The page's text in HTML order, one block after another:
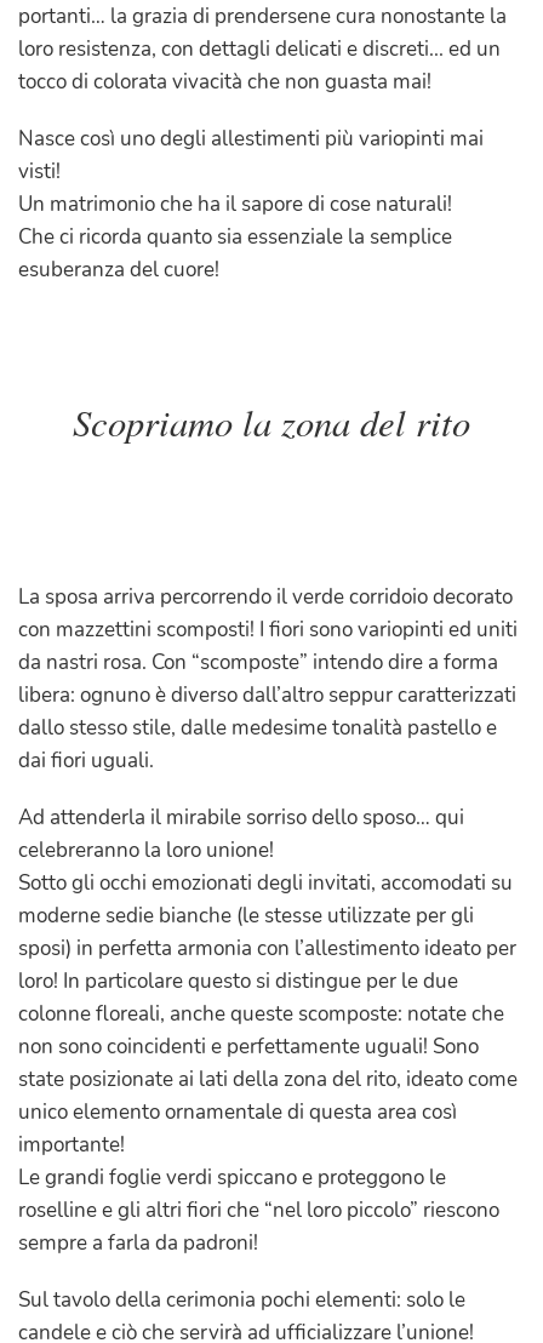
portanti… la grazia di prendersene cura nonostante la
loro resistenza, con dettagli delicati e discreti... ed un
tocco di colorata vivacità che non guasta mai!
Nasce così uno degli allestimenti più variopinti mai
visti!
Un matrimonio che ha il sapore di cose naturali!
Che ci ricorda quanto sia essenziale la semplice
esuberanza del cuore!
Scopriamo la zona del rito
La sposa arriva percorrendo il verde corridoio decorato
con mazzettini scomposti! I fiori sono variopinti ed uniti
da nastri rosa. Con “scomposte” intendo dire a forma
libera: ognuno è diverso dall’altro seppur caratterizzati
dallo stesso stile, dalle medesime tonalità pastello e
dai fiori uguali.
Ad attenderla il mirabile sorriso dello sposo… qui
celebreranno la loro unione!
Sotto gli occhi emozionati degli invitati, accomodati su
moderne sedie bianche (le stesse utilizzate per gli
sposi) in perfetta armonia con l’allestimento ideato per
loro! In particolare questo si distingue per le due
colonne floreali, anche queste scomposte: notate che
non sono coincidenti e perfettamente uguali! Sono
state posizionate ai lati della zona del rito, ideato come
unico elemento ornamentale di questa area così
importante!
Le grandi foglie verdi spiccano e proteggono le
roselline e gli altri fiori che “nel loro piccolo” riescono
sempre a farla da padroni!
Sul tavolo della cerimonia pochi elementi: solo le
candele e ciò che servirà ad ufficializzare l’unione!